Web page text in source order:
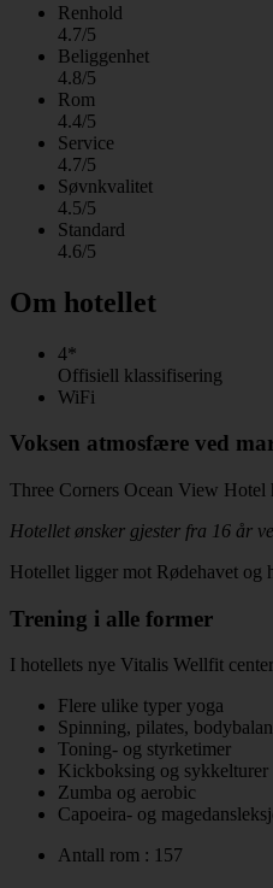
Renhold
4.7/5
Beliggenhet
4.8/5
Rom
4.4/5
Service
4.7/5
Søvnkvalitet
4.5/5
Standard
4.6/5
Om hotellet
4*
Offisiell klassifisering
WiFi
Voksen atmosfære ved
Three Corners Ocean View Hotel
Hotellet ønsker gjester fra 16 år
Hotellet ligger mot Rødehavet og
Trening i alle former
I hotellets nye Vitalis Wellfit
Flere ulike typer yoga
Spinning, pilates,
Toning- og styrketimer
Kickboksing og sykkelturer
Zumba og aerobic
Capoeira- og
Antall rom : 157